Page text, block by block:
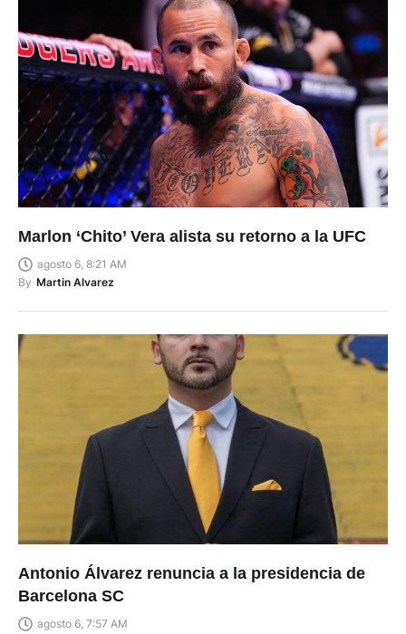
Marlon ‘Chito’ Vera alista su retorno a la UFC
agosto 6, 8:21 AM
By Martin Alvarez
Antonio Álvarez renuncia a la presidencia de
Barcelona SC
agosto 6, 7:57 AM